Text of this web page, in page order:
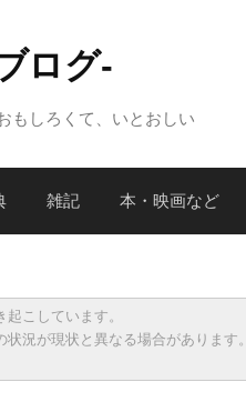
ログ-
もしろくて、いとおしい
雑記 本・映画など
こしています。
況が現状と異なる場合があります。